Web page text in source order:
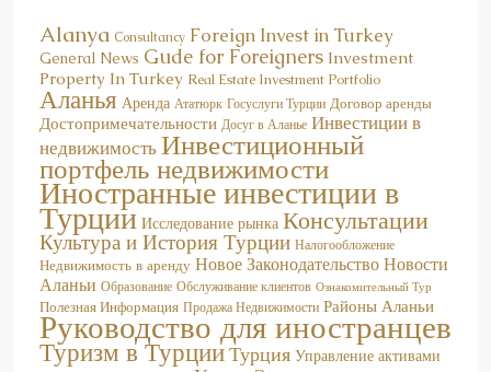
Alanya Consultancy Foreign Invest in Turkey
General News Gude for Foreigners Investment
Property In Turkey Real Estate Investment Portfolio
Аланья Аренда Ататюрк Госуслуги Турции Договор аренды
Достопримечательности Досуг в Аланье Инвестиции в
недвижимостьИнвестиционный
портфель недвижимости
Иностранные инвестиции в
Турции Исследование рынка Консультации
Культура и История Турции Налогообложение
Недвижимость в аренду Новое ЗаконодательствоНовости
Аланьи Образование Обслуживание клиентов Ознакомительный Тур
Полезная Информация Продажа Недвижимости Районы Аланьи
Руководство для иностранцев
Туризм в ТурцииТурция Управление активами